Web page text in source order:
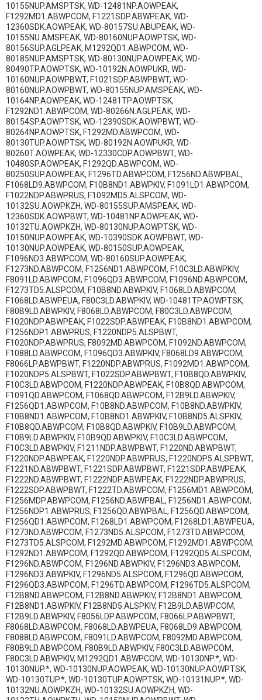
10155NUP.AMSPTSK, WD-12481NP.AOWPEAK,
F1292MD1.ABWPCOM, F1221SDP.ABWPEAK, WD-
12360SDK.AOWPEAK, WD-80157SU.ABUPEAK, WD-
10155NU.AMSPEAK, WD-80160NUP.AOWPTSK, WD-
80156SUP.AGLPEAK, M1292QD1.ABWPCOM, WD-
80185NUP.AMSPTSK, WD-80130NUP.AOWPEAK, WD-
80490TP.AOWPTSK, WD-10192N.AOWPUKR, WD-
10160NUP.AOWPBWT, F1021SDP.ABWPBWT, WD-
80160NUP.AOWPBWT, WD-80155NUP.AMSPEAK, WD-
10164NP.AOWPEAK, WD-12481TP.AOWPTSK,
F1292ND1.ABWPCOM, WD-80266N.AGLPEAK, WD-
80154SP.AOWPTSK, WD-12390SDK.AOWPBWT, WD-
80264NP.AOWPTSK, F1292MD.ABWPCOM, WD-
80130TUP.AOWPTSK, WD-80192N.AOWPUKR, WD-
80260T.AOWPEAK, WD-12330CDP.AOWPBWT, WD-
10480SP.AOWPEAK, F1292QD.ABWPCOM, WD-
80250SUP.AOWPEAK, F1296TD.ABWPCOM, F1256ND.ABWPBAL,
F1068LD9.ABWPCOM, F10B8ND1.ABWPKIV, F1091LD1.ABWPCOM,
F1022NDP.ABWPRUS, F1092MD5.ALSPCOM, WD-
10132SU.AOWPKZH, WD-80155SUP.AMSPEAK, WD-
12360SDK.AOWPBWT, WD-10481NP.AOWPEAK, WD-
10132TU.AOWPKZH, WD-80130NUP.AOWPTSK, WD-
10150NUP.AOWPEAK, WD-10390SDK.AOWPBWT, WD-
10130NUP.AOWPEAK, WD-80150SUP.AOWPEAK,
F1096ND3.ABWPCOM, WD-80160SUP.AOWPEAK,
F1273ND.ABWPCOM, F1256ND1.ABWPCOM, F10C3LD.ABWPKIV,
F8091LD.ABWPCOM, F1096QD3.ABWPCOM, F1096ND.ABWPCOM,
F1273TD5.ALSPCOM, F10B8ND.ABWPKIV, F1068LD.ABWPCOM,
F1068LD.ABWPEUA, F80C3LD.ABWPKIV, WD-10481TP.AOWPTSK,
F80B9LD.ABWPKIV, F8068LD.ABWPCOM, F80C3LD.ABWPCOM,
F1020NDP.ABWPEAK, F1022SDP.ABWPEAK, F10B8ND1.ABWPCOM,
F1256NDP1.ABWPRUS, F1220NDP5.ALSPBWT,
F1020NDP.ABWPRUS, F8092MD.ABWPCOM, F1092ND.ABWPCOM,
F1088LD.ABWPCOM, F1096QD3.ABWPKIV, F8068LD9.ABWPCOM,
F8066LP.ABWPBWT, F1220NDP.ABWPRUS, F1092MD1.ABWPCOM,
F1020NDP5.ALSPBWT, F1022SDP.ABWPBWT, F10B8QD.ABWPKIV,
F10C3LD.ABWPCOM, F1220NDP.ABWPEAK, F10B8QD.ABWPCOM,
F1091QD.ABWPCOM, F1068QD.ABWPCOM, F12B9LD.ABWPKIV,
F1256QD1.ABWPCOM, F10B8ND.ABWPCOM, F10B8ND.ABWPKIV,
F10B8ND1.ABWPCOM, F10B8ND1.ABWPKIV, F10B8ND5.ALSPKIV,
F10B8QD.ABWPCOM, F10B8QD.ABWPKIV, F10B9LD.ABWPCOM,
F10B9LD.ABWPKIV, F10B9QD.ABWPKIV, F10C3LD.ABWPCOM,
F10C3LD.ABWPKIV, F1211NDP.ABWPBWT, F1220ND.ABWPBWT,
F1220NDP.ABWPEAK, F1220NDP.ABWPRUS, F1220NDP5.ALSPBWT,
F1221ND.ABWPBWT, F1221SDP.ABWPBWT, F1221SDP.ABWPEAK,
F1222ND.ABWPBWT, F1222NDP.ABWPEAK, F1222NDP.ABWPRUS,
F1222SDP.ABWPBWT, F1222TD.ABWPCOM, F1256MD1.ABWPCOM,
F1256MDP.ABWPCOM, F1256ND.ABWPBAL, F1256ND1.ABWPCOM,
F1256NDP1.ABWPRUS, F1256QD.ABWPBAL, F1256QD.ABWPCOM,
F1256QD1.ABWPCOM, F1268LD1.ABWPCOM, F1268LD1.ABWPEUA,
F1273ND.ABWPCOM, F1273ND5.ALSPCOM, F1273TD.ABWPCOM,
F1273TD5.ALSPCOM, F1292MD.ABWPCOM, F1292MD1.ABWPCOM,
F1292ND1.ABWPCOM, F1292QD.ABWPCOM, F1292QD5.ALSPCOM,
F1296ND.ABWPCOM, F1296ND.ABWPKIV, F1296ND3.ABWPCOM,
F1296ND3.ABWPKIV, F1296ND5.ALSPCOM, F1296QD.ABWPCOM,
F1296QD3.ABWPCOM, F1296TD.ABWPCOM, F1296TD5.ALSPCOM,
F12B8ND.ABWPCOM, F12B8ND.ABWPKIV, F12B8ND1.ABWPCOM,
F12B8ND1.ABWPKIV, F12B8ND5.ALSPKIV, F12B9LD.ABWPCOM,
F12B9LD.ABWPKIV, F8056LDP.ABWPCOM, F8066LP.ABWPBWT,
F8068LD.ABWPCOM, F8068LD.ABWPEUA, F8068LD9.ABWPCOM,
F8088LD.ABWPCOM, F8091LD.ABWPCOM, F8092MD.ABWPCOM,
F80B9LD.ABWPCOM, F80B9LD.ABWPKIV, F80C3LD.ABWPCOM,
F80C3LD.ABWPKIV, M1292QD1.ABWPCOM, WD-10130NP.*, WD-
10130NUP.*, WD-10130NUP.AOWPEAK, WD-10130NUP.AOWPTSK,
WD-10130TUP.*, WD-10130TUP.AOWPTSK, WD-10131NUP.*, WD-
10132NU.AOWPKZH, WD-10132SU.AOWPKZH, WD-